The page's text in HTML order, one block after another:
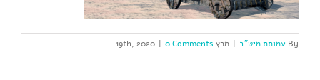
By עמותת מיט"ב | מרץ 19th, 2020 | 0 Comments